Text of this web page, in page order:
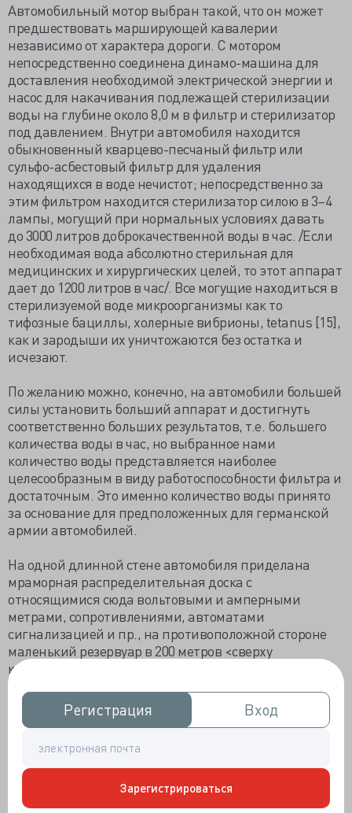
Регистрация
Регистрация Вход
Вход
Зарегистрироваться
Автомобильный мотор выбран такой, что он может
предшествовать марширующей кавалерии
независимо от характера дороги. С мотором
непосредственно соединена динамо-машина для
доставления необходимой электрической энергии и
насос для накачивания подлежащей стерилизации
воды на глубине около 8,0 м в фильтр и стерилизатор
под давлением. Внутри автомобиля находится
обыкновенный кварцево-песчаный фильтр или
сульфо-асбестовый фильтр для удаления
находящихся в воде нечистот; непосредственно за
этим фильтром находится стерилизатор силою в 3–4
лампы, могущий при нормальных условиях давать
до 3000 литров доброкачественной воды в час. /Если
необходимая вода абсолютно стерильная для
медицинских и хирургических целей, то этот аппарат
дает до 1200 литров в час/. Все могущие находиться в
стерилизуемой воде микроорганизмы как то
тифозные бациллы, холерные вибрионы, tetanus [15],
как и зародыши их уничтожаются без остатка и
исчезают.
По желанию можно, конечно, на автомобили большей
силы установить больший аппарат и достигнуть
соответственно больших результатов, т.е. большего
количества воды в час, но выбранное нами
количество воды представляется наиболее
целесообразным в виду работоспособности фильтра и
достаточным. Это именно количество воды принято
за основание для предположенных для германской
армии автомобилей.
На одной длинной стене автомобиля приделана
мраморная распределительная доска с
относящимися сюда вольтовыми и амперными
метрами, сопротивлениями, автоматами
сигнализацией и пр., на противоположной стороне
маленький резервуар в 200 метров <сверху
карандашом надписано литров> объема для
стерилизованной воды, для непрерывного получения
воды.
одну лампу с автоматическим краном безопасный,
дающий в час около 150 литр[ов] абсолютно
стерильной воды для хирургических целей; им можно
пользоваться, когда одновременно большой